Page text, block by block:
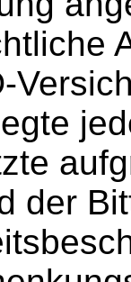
der